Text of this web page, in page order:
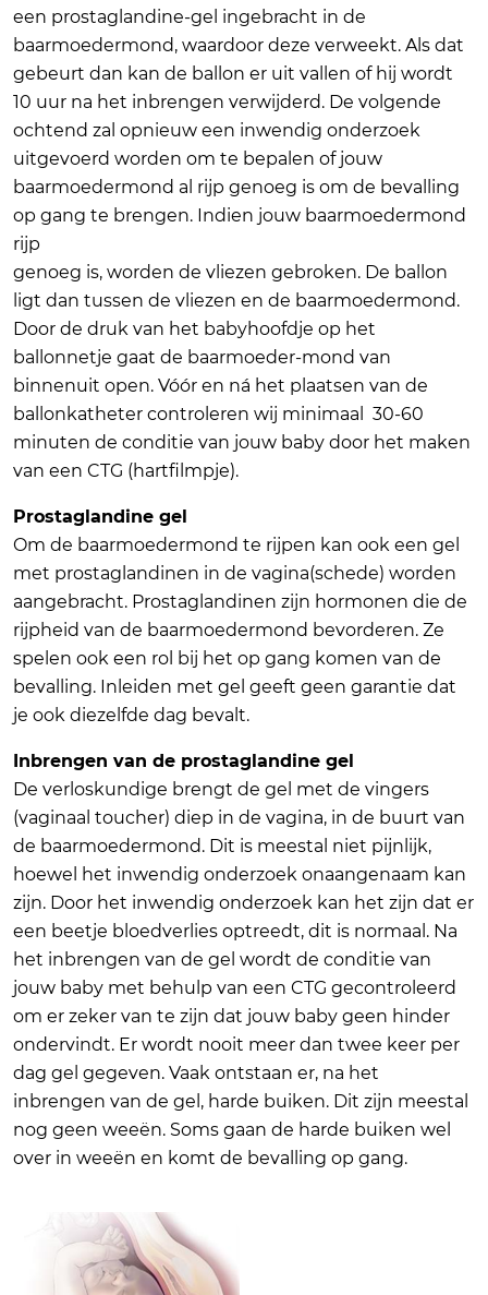
een prostaglandine-gel ingebracht in de
baarmoedermond, waardoor deze verweekt. Als dat
gebeurt dan kan de ballon er uit vallen of hij wordt
10 uur na het inbrengen verwijderd. De volgende
ochtend zal opnieuw een inwendig onderzoek
uitgevoerd worden om te bepalen of jouw
baarmoedermond al rijp genoeg is om de bevalling
op gang te brengen. Indien jouw baarmoedermond
rijp
genoeg is, worden de vliezen gebroken. De ballon
ligt dan tussen de vliezen en de baarmoedermond.
Door de druk van het babyhoofdje op het
ballonnetje gaat de baarmoeder-mond van
binnenuit open. Vóór en ná het plaatsen van de
ballonkatheter controleren wij minimaal 30-60
minuten de conditie van jouw baby door het maken
van een CTG (hartfilmpje).
Prostaglandine gel
Om de baarmoedermond te rijpen kan ook een gel
met prostaglandinen in de vagina(schede) worden
aangebracht. Prostaglandinen zijn hormonen die de
rijpheid van de baarmoedermond bevorderen. Ze
spelen ook een rol bij het op gang komen van de
bevalling. Inleiden met gel geeft geen garantie dat
je ook diezelfde dag bevalt.
Inbrengen van de prostaglandine gel
De verloskundige brengt de gel met de vingers
(vaginaal toucher) diep in de vagina, in de buurt van
de baarmoedermond. Dit is meestal niet pijnlijk,
hoewel het inwendig onderzoek onaangenaam kan
zijn. Door het inwendig onderzoek kan het zijn dat er
een beetje bloedverlies optreedt, dit is normaal. Na
het inbrengen van de gel wordt de conditie van
jouw baby met behulp van een CTG gecontroleerd
om er zeker van te zijn dat jouw baby geen hinder
ondervindt. Er wordt nooit meer dan twee keer per
dag gel gegeven. Vaak ontstaan er, na het
inbrengen van de gel, harde buiken. Dit zijn meestal
nog geen weeën. Soms gaan de harde buiken wel
over in weeën en komt de bevalling op gang.